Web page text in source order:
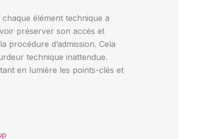
chaque élément technique a
préserver son accès et
procédure d’admission. Cela
technique inattendue.
en lumière les points-clés et